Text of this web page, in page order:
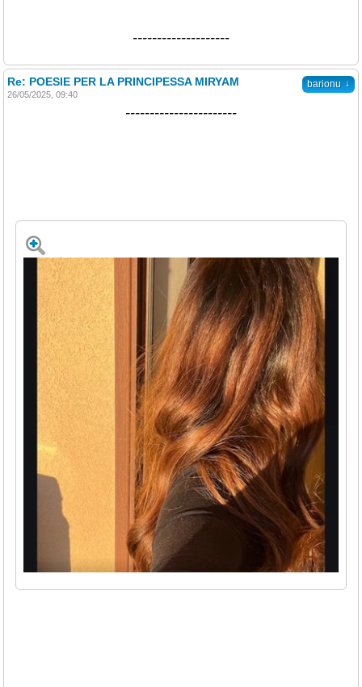
--------------------
barionu ↓
Re: POESIE PER LA PRINCIPESSA MIRYAM
26/05/2025, 09:40
-----------------------